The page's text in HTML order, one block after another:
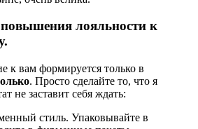
лояльности к
к вам формируется только в
. Просто сделайте то, что я
не заставит себя ждать:
стиль. Упаковывайте в